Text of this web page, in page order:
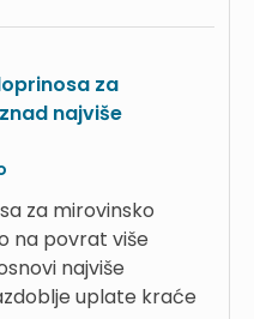
za
najviše
za mirovinsko
na povrat više
najviše
uplate kraće